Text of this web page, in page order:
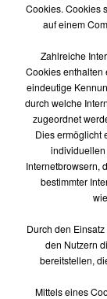
Cookies. Cookies
auf einem
Zahlreiche
Cookies enthalten
eindeutige
durch welche
zugeordnet
Dies ermöglicht
individuellen
Internetbrowsern,
bestimmter
Durch den
den Nutzern
bereitstellen,
Mittels eines